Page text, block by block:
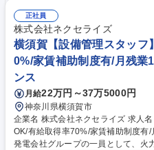
TMへの現金補充・回収業務） ※勤
街中で人々の目に触れる機会も多い
の高い「魅せる警備」が身につきます。 募集職種 静岡【総合職
送】★未経験歓迎★充実の研修制度有
正社員
株式会社ネクセライズ
横須賀【設備管理スタッフ
0%/家賃補助制度有/月残業
ンス
月給22万円～37万5000円
神奈川県横須賀市
企業名 株式会社ネクセライズ 求人名 横須賀【設備管理スタッフ】未経験
OK/有給取得率70%/家賃補助制度有/月残業10H 仕事の
発電会社グループの一員として、火